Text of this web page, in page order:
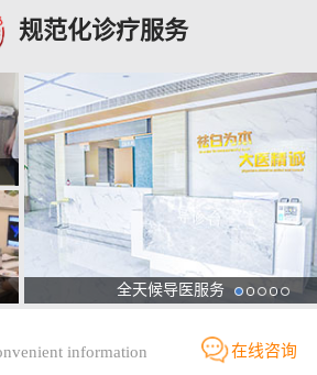
规范化诊疗服务
全天候导医服务
information 在线咨询